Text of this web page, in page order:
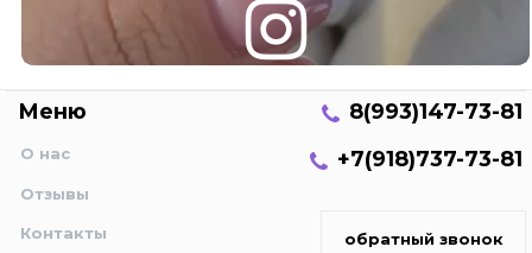
Меню
О нас
Отзывы
Контакты
8(993)147-73-81
+7(918)737-73-81
обратный звонок